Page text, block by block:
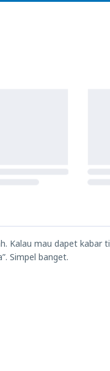
Kalau mau dapet kabar
Simpel banget.